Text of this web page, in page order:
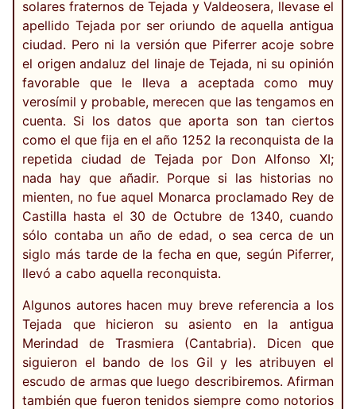
solares fraternos de Tejada y Valdeosera, llevase el
apellido Tejada por ser oriundo de aquella antigua
ciudad. Pero ni la versión que Piferrer acoje sobre
el origen andaluz del linaje de Tejada, ni su opinión
favorable que le lleva a aceptada como muy
verosímil y probable, merecen que las tengamos en
cuenta. Si los datos que aporta son tan ciertos
como el que fija en el año 1252 la reconquista de la
repetida ciudad de Tejada por Don Alfonso XI;
nada hay que añadir. Porque si las historias no
mienten, no fue aquel Monarca proclamado Rey de
Castilla hasta el 30 de Octubre de 1340, cuando
sólo contaba un año de edad, o sea cerca de un
siglo más tarde de la fecha en que, según Piferrer,
llevó a cabo aquella reconquista.
Algunos autores hacen muy breve referencia a los
Tejada que hicieron su asiento en la antigua
Merindad de Trasmiera (Cantabria). Dicen que
siguieron el bando de los Gil y les atribuyen el
escudo de armas que luego describiremos. Afirman
también que fueron tenidos siempre como notorios